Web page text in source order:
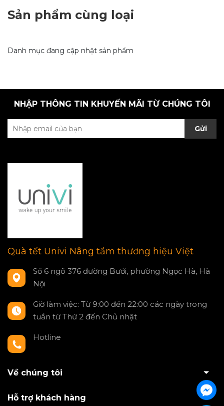
Sản phẩm cùng loại
Danh mục đang cập nhật sản phẩm
NHẬP THÔNG TIN KHUYẾN MÃI TỪ CHÚNG TÔI
Gửi
Quà tết Univi Nâng tầm thương hiệu Việt
Số 6 ngõ 376 đường Bưởi, phường Ngọc Hà, Hà
Nội
Giờ làm việc: Từ 9:00 đến 22:00 các ngày trong
tuần từ Thứ 2 đến Chủ nhật
Hotline
Về chúng tôi
Hỗ trợ khách hàng